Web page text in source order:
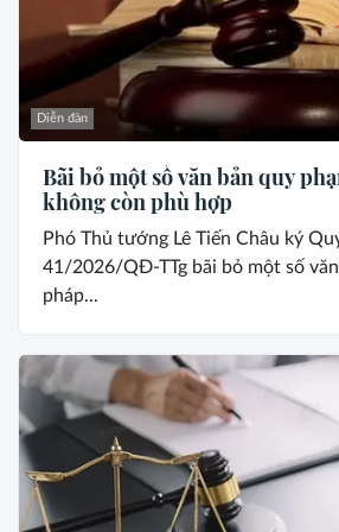
Diễn đàn
Bãi bỏ một số văn bản quy
không còn phù hợp
Phó Thủ tướng Lê Tiến Châu ký
41/2026/QĐ-TTg bãi bỏ một số
pháp...